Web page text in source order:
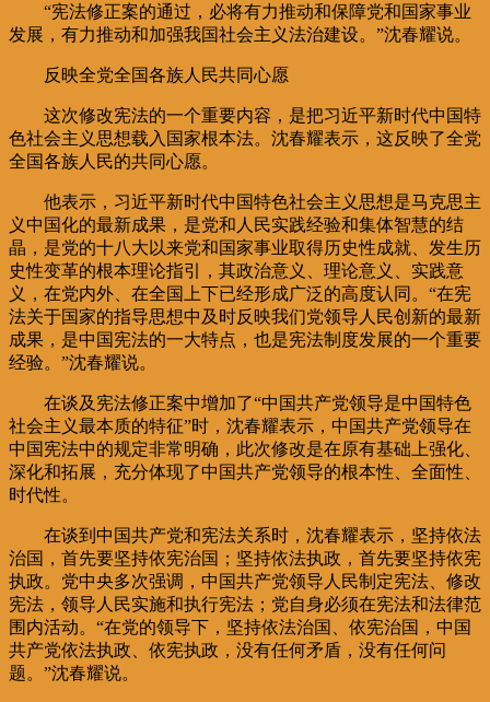
“宪法修正案的通过，必将有力推动和保障党和国家事业
发展，有力推动和加强我国社会主义法治建设。”沈春耀说。
反映全党全国各族人民共同心愿
这次修改宪法的一个重要内容，是把习近平新时代中国特
色社会主义思想载入国家根本法。沈春耀表示，这反映了全党
全国各族人民的共同心愿。
他表示，习近平新时代中国特色社会主义思想是马克思主
义中国化的最新成果，是党和人民实践经验和集体智慧的结
晶，是党的十八大以来党和国家事业取得历史性成就、发生历
史性变革的根本理论指引，其政治意义、理论意义、实践意
义，在党内外、在全国上下已经形成广泛的高度认同。“在宪
法关于国家的指导思想中及时反映我们党领导人民创新的最新
成果，是中国宪法的一大特点，也是宪法制度发展的一个重要
经验。”沈春耀说。
在谈及宪法修正案中增加了“中国共产党领导是中国特色
社会主义最本质的特征”时，沈春耀表示，中国共产党领导在
中国宪法中的规定非常明确，此次修改是在原有基础上强化、
深化和拓展，充分体现了中国共产党领导的根本性、全面性、
时代性。
在谈到中国共产党和宪法关系时，沈春耀表示，坚持依法
治国，首先要坚持依宪治国；坚持依法执政，首先要坚持依宪
执政。党中央多次强调，中国共产党领导人民制定宪法、修改
宪法，领导人民实施和执行宪法；党自身必须在宪法和法律范
围内活动。“在党的领导下，坚持依法治国、依宪治国，中国
共产党依法执政、依宪执政，没有任何矛盾，没有任何问
题。”沈春耀说。